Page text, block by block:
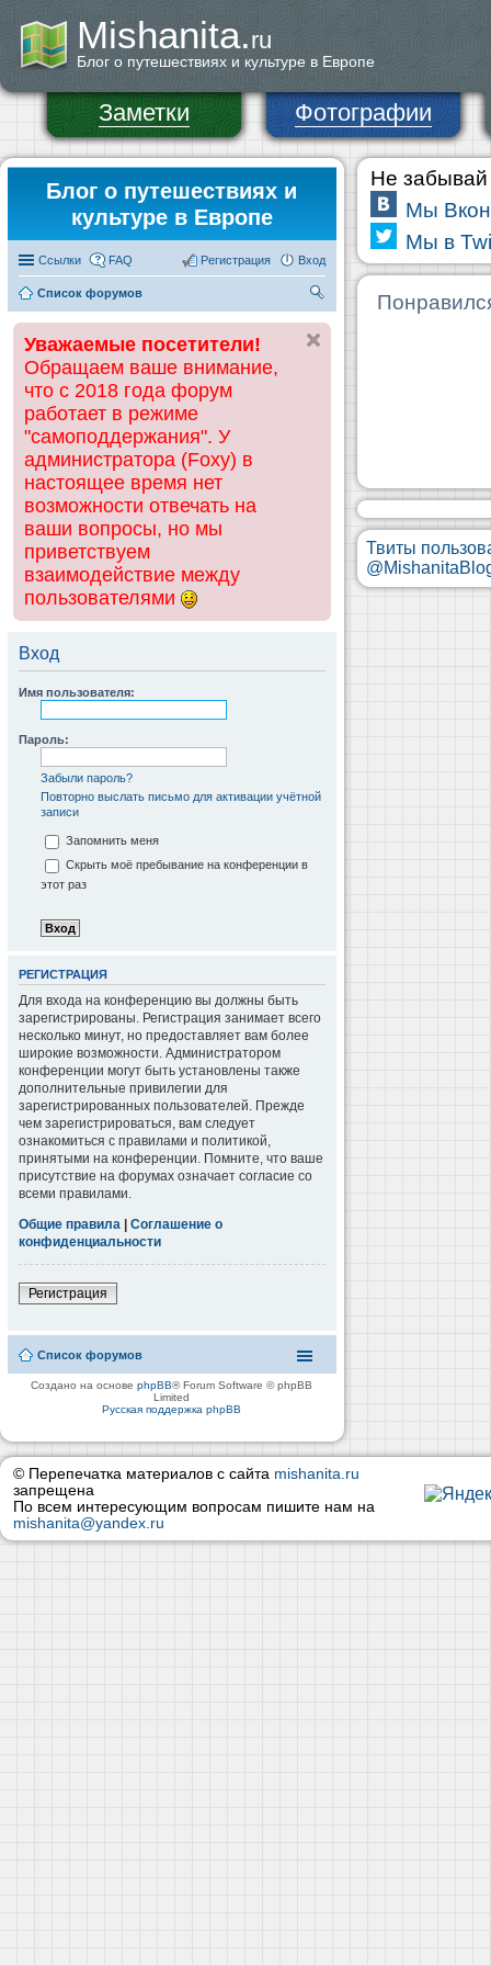
Mishanita.ru
Блог о путешествиях и культуре в Европе
Заметки Фотографии
Блог о путешествиях и
культуре в Европе
Ссылки FAQ Вход
Регистрация
Список форумов
ск
Уважаемые посетители!
Обращаем ваше внимание,
что с 2018 года форум
работает в режиме
"самоподдержания". У
администратора (Foxy) в
настоящее время нет
возможности отвечать на
ваши вопросы, но мы
приветствуем
взаимодействие между
пользователями
Вход
Имя пользователя:
Пароль:
Забыли пароль?
Повторно выслать письмо для активации учётной
записи
Запомнить меня
Скрыть моё пребывание на конференции в
этот раз
РЕГИСТРАЦИЯ
Для входа на конференцию вы должны быть
зарегистрированы. Регистрация занимает всего
несколько минут, но предоставляет вам более
широкие возможности. Администратором
конференции могут быть установлены также
дополнительные привилегии для
зарегистрированных пользователей. Прежде
чем зарегистрироваться, вам следует
ознакомиться с правилами и политикой,
принятыми на конференции. Помните, что ваше
присутствие на форумах означает согласие со
всеми правилами.
Общие правила | Соглашение о
конфиденциальности
Регистрация
Список форумов
Создано на основеphpBB® Forum Software © phpBB
Limited
Русская поддержка phpBB
Не забывай
Мы
Мы в
Твиты
© Перепечатка материалов с сайта mishanita.ru
запрещена
По всем интересующим вопросам пишите нам на
mishanita@yandex.ru